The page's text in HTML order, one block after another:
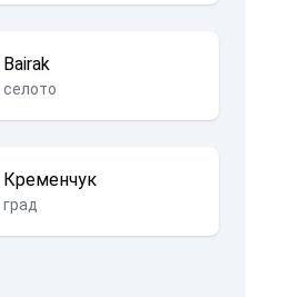
Bairak
селото
Кременчук
град